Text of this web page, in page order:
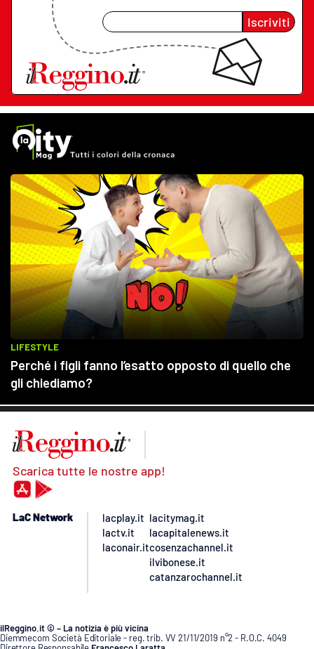
Iscriviti
Scarica tutte le nostre app!
LaC Network
lacplay.it
lactv.it
laconair.it
lacitymag.it
lacapitalenews.it
cosenzachannel.it
ilvibonese.it
catanzarochannel.it
ilReggino.it © – La notizia è più vicina
Diemmecom Società Editoriale - reg. trib. VV 21/11/2019 n°2 - R.O.C. 4049